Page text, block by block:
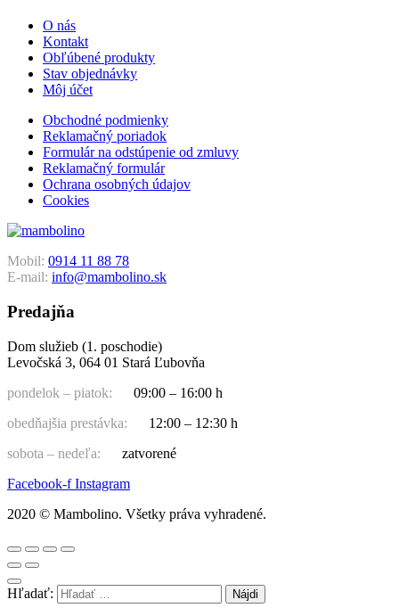
O nás
Kontakt
Obľúbené produkty
Stav objednávky
Môj účet
Obchodné podmienky
Reklamačný poriadok
Formulár na odstúpenie od zmluvy
Reklamačný formulár
Ochrana osobných údajov
Cookies
Mobil: 0914 11 88 78
E-mail: info@mambolino.sk
Predajňa
Dom služieb (1. poschodie)
Levočská 3, 064 01 Stará Ľubovňa
pondelok – piatok:
09:00 – 16:00 h
obedňajšia prestávka:
12:00 – 12:30 h
sobota – nedeľa:
zatvorené
Facebook-f Instagram
2020 © Mambolino. Všetky práva vyhradené.
Hľadať: